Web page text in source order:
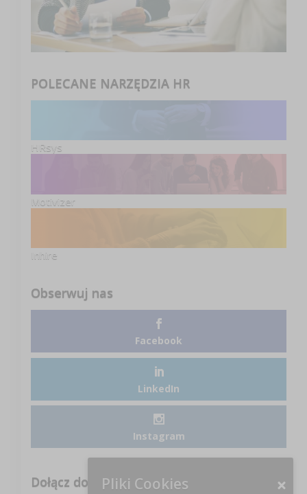
POLECANE NARZĘDZIA HR
HRsys
Motivizer
Inhire
Obserwuj nas
Facebook
LinkedIn
Instagram
Dołącz do nas na FB!
Pliki Cookies